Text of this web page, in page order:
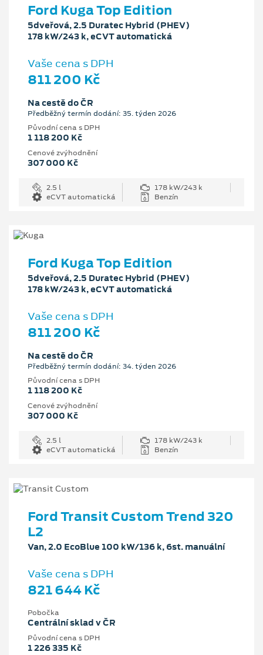
Ford Kuga Top Edition
5dveřová, 2.5 Duratec Hybrid (PHEV)
178 kW/243 k, eCVT automatická
Vaše cena s DPH
811 200 Kč
Na cestě do ČR
Předběžný termín dodání: 35. týden 2026
Původní cena s DPH
1 118 200 Kč
Cenové zvýhodnění
307 000 Kč
2.5 l
178 kW/243 k
eCVT automatická
Benzín
Ford Kuga Top Edition
5dveřová, 2.5 Duratec Hybrid (PHEV)
178 kW/243 k, eCVT automatická
Vaše cena s DPH
811 200 Kč
Na cestě do ČR
Předběžný termín dodání: 34. týden 2026
Původní cena s DPH
1 118 200 Kč
Cenové zvýhodnění
307 000 Kč
2.5 l
178 kW/243 k
eCVT automatická
Benzín
Ford Transit Custom Trend 320
L2
Van, 2.0 EcoBlue 100 kW/136 k, 6st. manuální
Vaše cena s DPH
821 644 Kč
Pobočka
Centrální sklad v ČR
Původní cena s DPH
1 226 335 Kč